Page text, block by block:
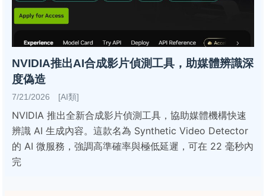
NVIDIA推出AI合成影片偵測工具，助媒體辨識深
度偽造
7/21/2026 [AI類]
NVIDIA 推出全新合成影片偵測工具，協助媒體機構快速
辨識 AI 生成內容。這款名為 Synthetic Video Detector
的 AI 微服務，強調高準確率與極低延遲，可在 22 毫秒內
完